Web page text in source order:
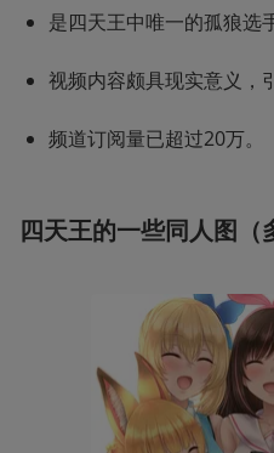
是四天王中唯一的孤狼选手
视频内容颇具现实意义，
频道订阅量已超过20万。
四天王的一些同人图（